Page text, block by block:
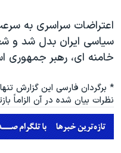
اعتراضات سراسری به
سیاسی ایران بدل شد و
خامنه ای، رهبر جمهوری
* برگردان فارسی این گزارش
نظرات بیان شده در آن الزاماً